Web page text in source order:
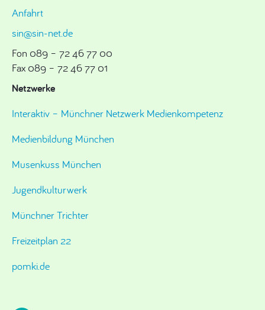
Anfahrt
sin@sin-net.de
Fon 089 – 72 46 77 00
Fax 089 – 72 46 77 01
Netzwerke
Interaktiv – Münchner Netzwerk Medienkompetenz
Medienbildung München
Musenkuss München
Jugendkulturwerk
Münchner Trichter
Freizeitplan 22
pomki.de